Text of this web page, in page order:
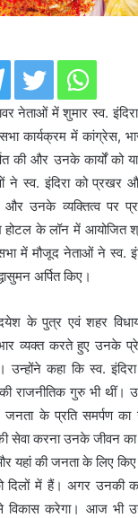
नेताओं में शुमार स्व.
कार्यक्रम में कांग्रेस,
की और उनके कार्यों को
ने स्व. इंदिरा को प्रखर
और उनके व्यक्तित्व पर
होटल के लॉन में आयोजित
में मौजूद नेताओं ने स्व.
अर्पित किए।
के पुत्र एवं शहर
व्यक्त करते हुए उनके
उन्होंने कहा कि स्व.
राजनीतिक गुरु भी थीं।
के प्रति समर्पण का
करना उनके जीवन का
यहां की जनता के लिए
दिलों में हैं। अगर उनकी
विकास करेगा। आज भी